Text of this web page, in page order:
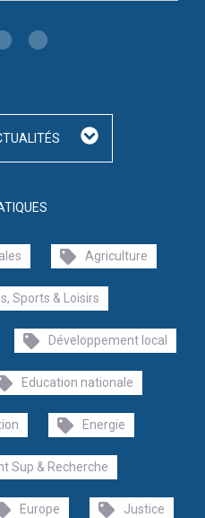
Agriculture
Sports & Loisirs
Développement local
Education nationale
Energie
Sup & Recherche
Europe Justice